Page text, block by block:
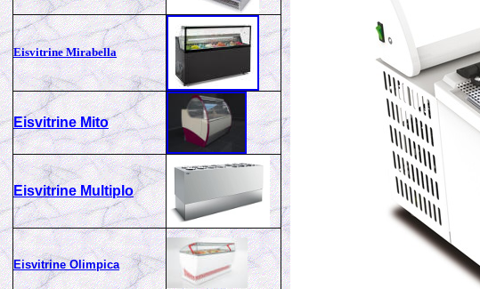
Eisvitrine Mirabella
Eisvitrine Mito
Eisvitrine Multiplo
Eisvitrine Olimpica